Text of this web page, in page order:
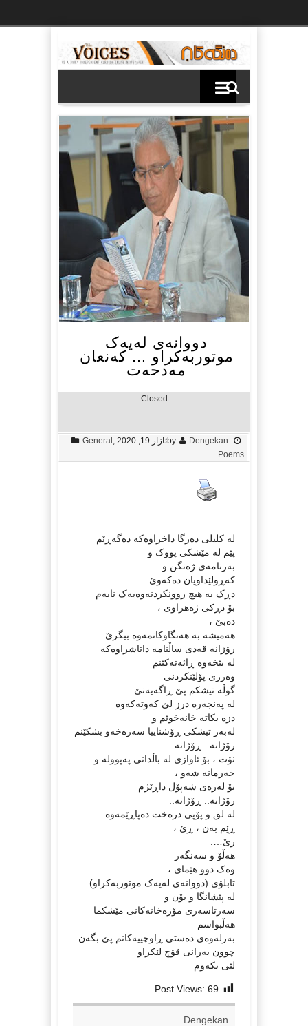
دووانەی لەیەک
موتوربەکراو … کەنعان
مەدحەت
Closed
by Dengekan ئازار 19, 2020 General
Poems
لە کلیلی دەرگا داخراوەکە دەگەڕێم
پێم لە مێشکی پووک و
بەرنامەی ژەنگن و
کەڕولێداویان دەکەوێ
دڕک بە هیچ روونکردنەوەیەک نابەم
بۆ دڕکی ژەهراوی ،
دەبێ ،
هەمیشە بە هەنگاوکانمەوە بیگرێ
رۆژانە قەدی ساڵنامە داتاشراوەکە
لە بێخەوە ڕائەتەکێنم
وەرزی پۆلێنکردنی
گوڵە تیشکم پێ ڕاگەیەنێ
لە پەنجەرە درز لێ کەوتەکەوە
دزە بکاتە خانەخوێم و
لەبەر تیشکی ڕۆشناییا سەرەخەو بشکێنم
رۆژانە.. ڕۆژانە..
نۆت ، بۆ ئاوازی لە باڵدانی پەپوولە و
خەرمانە شەو ،
بۆ لەرەی شەپۆل داڕێژم
رۆژانە.. ڕۆژانە..
لە لق و پۆپی درەخت دەپاڕێمەوە
ڕێم بەن ، ڕێ ،
رێ….
هەڵۆ و سەنگەر
وەک دوو هێمای ،
تابلۆی (دووانەی لەیەک موتوربەکراو)
لە پێشانگا و بۆن و
سەرتاسەری مۆزەخانەکانی مێشکما
هەڵبواسم
بەرلەوەی دەستی ڕاوچییەکانم پێ بگەن
چوون بەرانی قۆچ لێکراو
لێی بکەوم
Post Views: 69
Dengekan